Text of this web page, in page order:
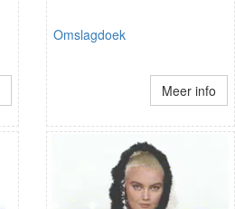
Omslagdoek
Meer info